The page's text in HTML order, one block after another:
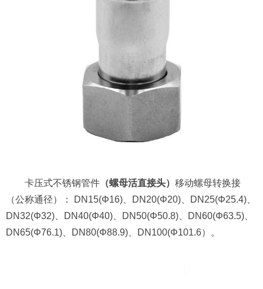
卡压式不锈钢管件 （螺母活直接头） 移动螺母转换接
（公称通径）： DN15(Φ16)、DN20(Φ20)、DN25(Φ25.4)、
DN32(Φ32)、DN40(Φ40)、DN50(Φ50.8)、DN60(Φ63.5)、
DN65(Φ76.1)、DN80(Φ88.9)、DN100(Φ101.6）。